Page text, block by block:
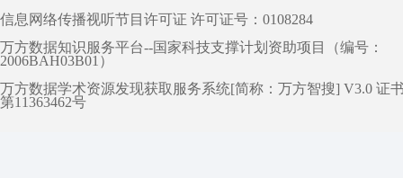
信息网络传播视听节目许可证 许可证号：0108284
万方数据知识服务平台--国家科技支撑计划资助项目（编号：
2006BAH03B01）
万方数据学术资源发现获取服务系统[简称：万方智搜] V3.0 证
第11363462号